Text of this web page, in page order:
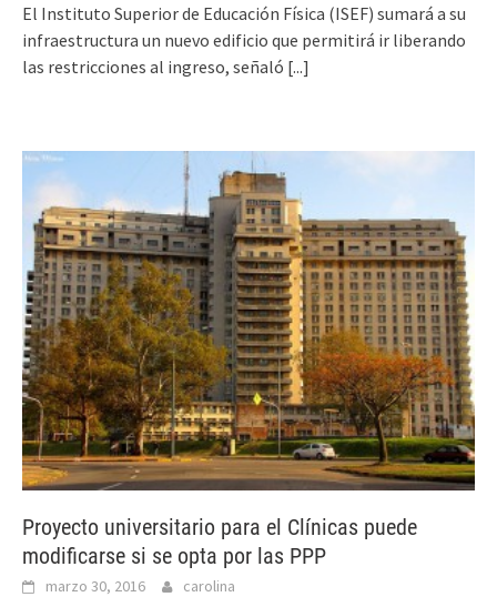
El Instituto Superior de Educación Física (ISEF) sumará a su
infraestructura un nuevo edificio que permitirá ir liberando
las restricciones al ingreso, señaló [...]
Proyecto universitario para el Clínicas puede
modificarse si se opta por las PPP
marzo 30, 2016 carolina